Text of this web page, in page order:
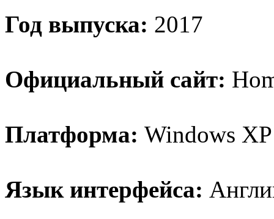
Год выпуска: 2017
Официальный сайт:
Платформа: Windows
Язык интерфейса: